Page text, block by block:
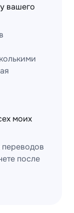
вашего
моих
после